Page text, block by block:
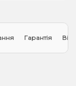
Гарантія